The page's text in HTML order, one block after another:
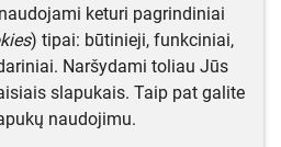
keturi pagrindiniai
) tipai: būtinieji, funkciniai,
Naršydami toliau Jūs
slapukais. Taip pat galite
naudojimu.